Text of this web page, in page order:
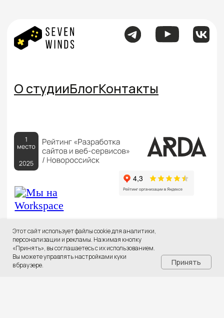
Этот сайт использует файлы cookie для аналитики,
персонализации и рекламы. Нажимая кнопку
«Принять», вы соглашаетесь с их использованием.
Вы можете управлять настройками куки
в браузере.
Принять